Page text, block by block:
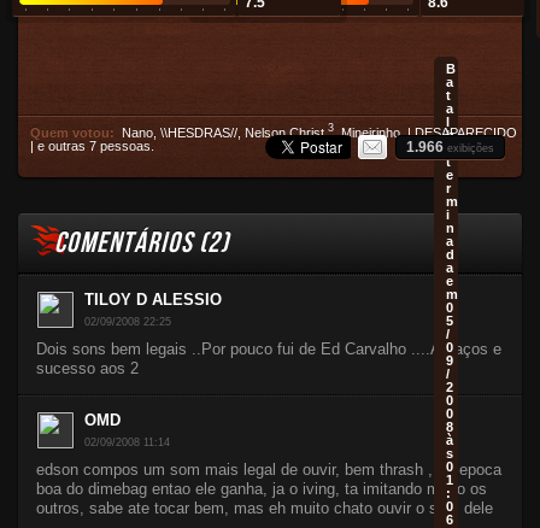
B
a
t
a
l
h
a
t
e
r
m
i
n
a
d
a
e
m
0
5
/
0
9
/
2
0
0
8
à
s
0
1
:
0
6
Quem votou: Nano, \\HESDRAS//, Nelson Christ 3,Mineirinho,| DESAPARECIDO
| e outras 7 pessoas 1.966 exibições
COMENTÁRIOS (2)
TILOY D ALESSIO
02/09/2008 22:25
Dois sons bem legais ..Por pouco fui de Ed Carvalho ....Abraços e
sucesso aos 2
OMD
02/09/2008 11:14
edson compos um som mais legal de ouvir, bem thrash , da epoca
boa do dimebag entao ele ganha, ja o iving, ta imitando muito os
outros, sabe ate tocar bem, mas eh muito chato ouvir o som dele